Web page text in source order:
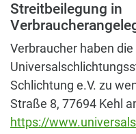
Streitbeilegung in
Verbraucher haben
Schlichtung e.V. zu
Straße 8, 77694 Kehl
https://